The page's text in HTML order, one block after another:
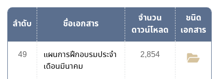
ลำดับ ชื่อเอกสาร
จำนวน
ดาวน์โหลด
ชนิด
เอกสาร
49
แผนการฝึกอบรมประจำ
เดือนมีนาคม
2,854